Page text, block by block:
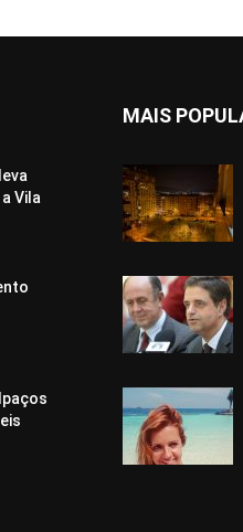
Vila
MAIS